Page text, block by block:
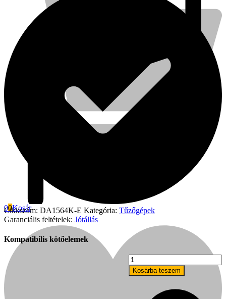
00Kosár
Cikkszám: DA1564K-E Kategória: Tűzőgépek
Garanciális feltételek: Jótállás
Kompatibilis kötőelemek
DA
finiselő
szeg
Kosárba teszem